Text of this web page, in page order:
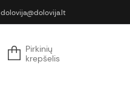
dolovija@dolovija.lt
Pirkinių
krepšelis